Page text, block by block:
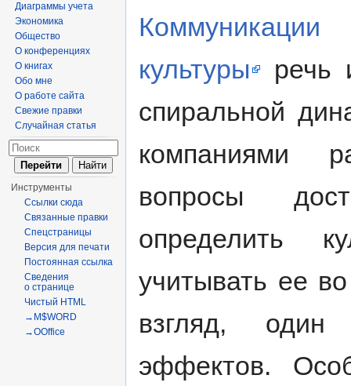
культуры
речь
спиральной
компаниями
вопросы
определить
учитывать ее
взгляд, один
эффектов.
Диаграммы учета
Экономика
Общество
О конференциях
О книгах
Обо мне
О работе сайта
Свежие правки
Случайная статья
Инструменты
Ссылки сюда
Связанные правки
Спецстраницы
Версия для печати
Постоянная ссылка
Сведения
о странице
Чистый HTML
→M$WORD
→OOffice